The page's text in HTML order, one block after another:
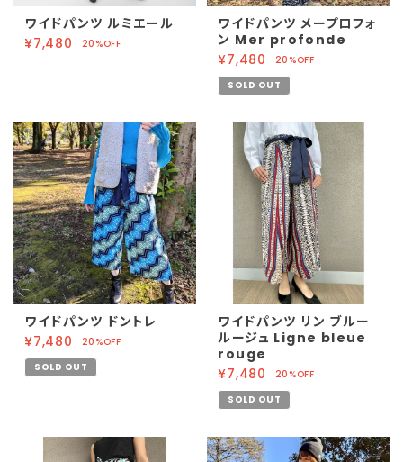
ワイドパンツ ルミエール
¥7,480
20%OFF
ワイドパンツ メープロフォ
ン Mer profonde
¥7,480
20%OFF
SOLD OUT
ワイドパンツ ドントレ
¥7,480
20%OFF
SOLD OUT
ワイドパンツ リン ブルー
ルージュ Ligne bleue
rouge
¥7,480
20%OFF
SOLD OUT